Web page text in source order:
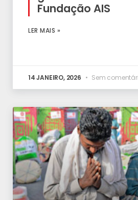
Fundação AIS
LER MAIS »
14 JANEIRO, 2026 Sem